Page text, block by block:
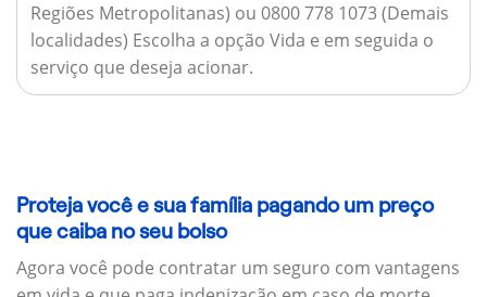
Regiões Metropolitanas) ou 0800 778 1073 (Demais
localidades) Escolha a opção Vida e em seguida o
serviço que deseja acionar.
Proteja você e sua família pagando um preço
que caiba no seu bolso
Agora você pode contratar um seguro com vantagens